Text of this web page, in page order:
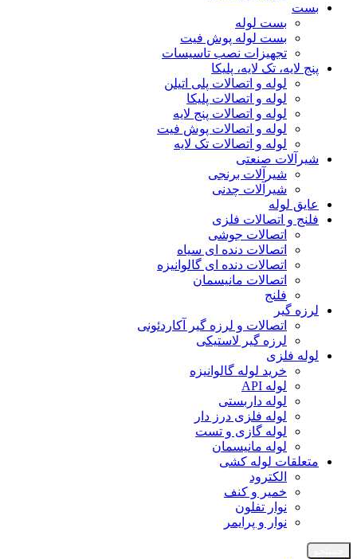
بست
بست لوله
بست لوله پوش فیت
تجهیزات نصب تاسیسات
پنج لایه، تک لایه، پلیکا
لوله و اتصالات پلی اتیلن
لوله و اتصالات پلیکا
لوله و اتصالات پنج لایه
لوله و اتصالات پوش فیت
لوله و اتصالات تک لایه
شیرآلات صنعتی
شیرآلات برنجی
شیرآلات چدنی
عایق لوله
فلنج و اتصالات فلزی
اتصالات جوشی
اتصالات دنده ای سیاه
اتصالات دنده ای گالوانیزه
اتصالات مانیسمان
فلنج
لرزه گیر
اتصالات و لرزه گیر آکاردئونی
لرزه گیر لاستیکی
لوله فلزی
خرید لوله گالوانیزه
لوله API
لوله داربستی
لوله فلزی درز دار
لوله گازی و تست
لوله مانیسمان
متعلقات لوله کشی
الکترود
خمیر و کنف
نوار تفلون
نوار و پرایمر